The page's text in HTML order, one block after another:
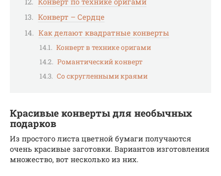
Конверт – Сердце
Как делают квадратные конверты
Конверт в технике оригами
Романтический конверт
Со скругленными краями
Красивые конверты для необычных
подарков
Из простого листа цветной бумаги получаются
очень красивые заготовки. Вариантов изготовления
множество, вот несколько из них.